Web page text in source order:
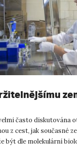
často diskutována
z cest, jak současné
být dle molekulární